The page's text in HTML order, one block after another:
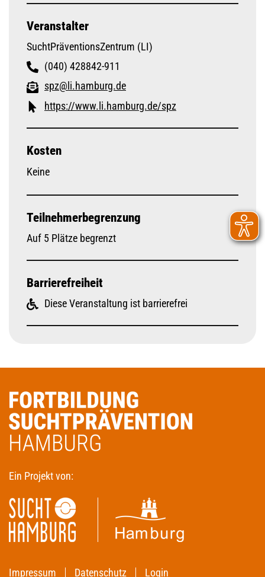
Veranstalter
SuchtPräventionsZentrum (LI)
(040) 428842-911
spz@li.hamburg.de
https://www.li.hamburg.de/spz
Kosten
Keine
Teilnehmerbegrenzung
Auf 5 Plätze begrenzt
Barrierefreiheit
Diese Veranstaltung ist barrierefrei
Ein Projekt von:
Impressum Datenschutz Login